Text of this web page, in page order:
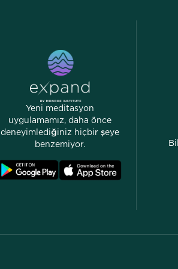
Yeni meditasyon
uygulamamız, daha önce
deneyimlediğiniz hiçbir şeye
benzemiyor.